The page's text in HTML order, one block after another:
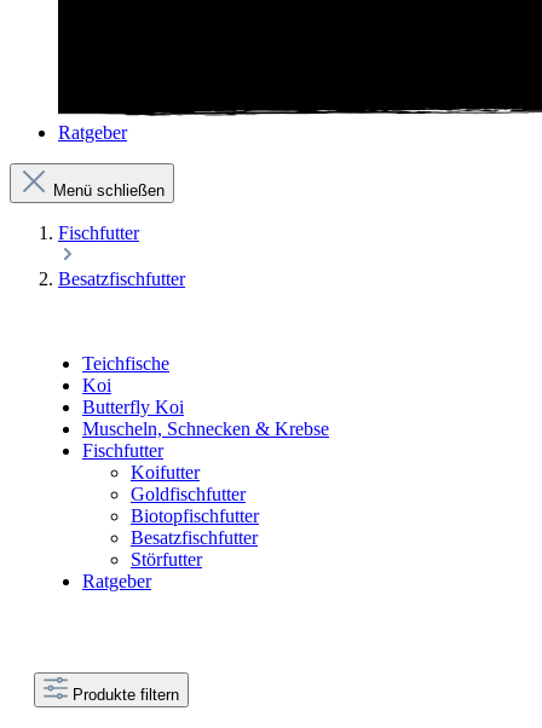
Ratgeber
Menü schließen
Fischfutter
Besatzfischfutter
Teichfische
Koi
Butterfly Koi
Muscheln, Schnecken & Krebse
Fischfutter
Koifutter
Goldfischfutter
Biotopfischfutter
Besatzfischfutter
Störfutter
Ratgeber
Produkte filtern